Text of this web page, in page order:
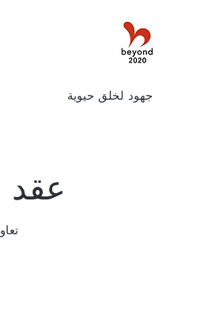
جهود لخلق حيوية
عقد AnimeJapan 2021 عبر الإنترنت